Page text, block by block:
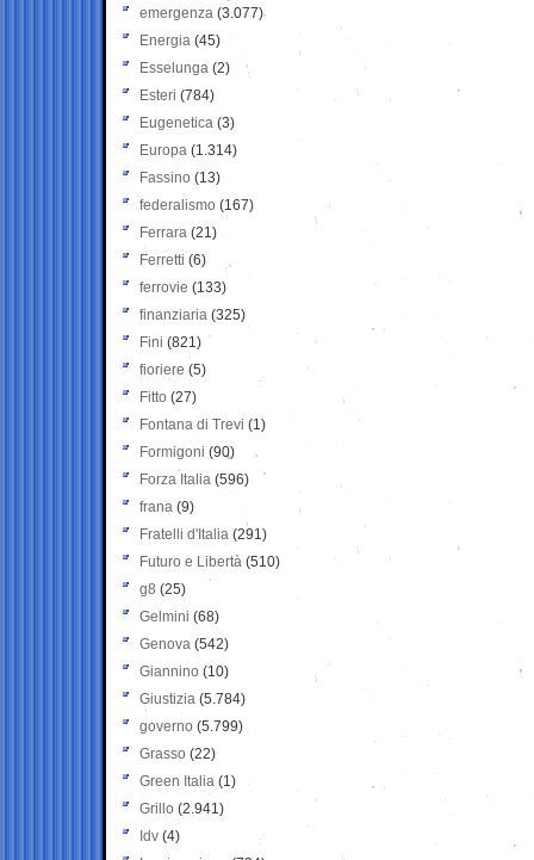
emergenza (3.077)
Energia (45)
Esselunga (2)
Esteri (784)
Eugenetica (3)
Europa (1.314)
Fassino (13)
federalismo (167)
Ferrara (21)
Ferretti (6)
ferrovie (133)
finanziaria (325)
Fini (821)
fioriere (5)
Fitto (27)
Fontana di Trevi (1)
Formigoni (90)
Forza Italia (596)
frana (9)
Fratelli d'Italia (291)
Futuro e Libertà (510)
g8 (25)
Gelmini (68)
Genova (542)
Giannino (10)
Giustizia (5.784)
governo (5.799)
Grasso (22)
Green Italia (1)
Grillo (2.941)
Idv (4)